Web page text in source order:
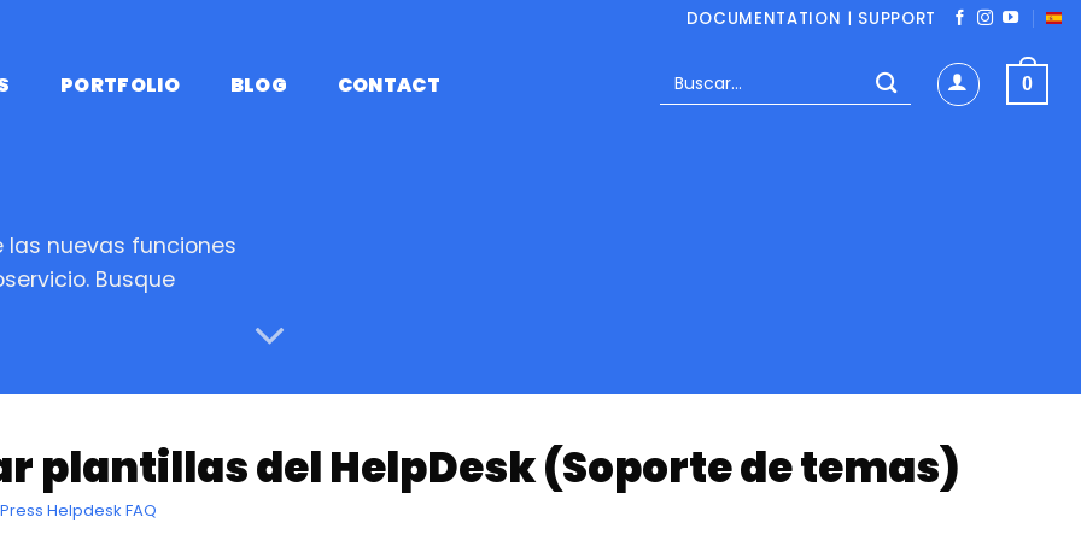
DOCUMENTATION | SUPPORT
PORTFOLIO BLOG CONTACT
Buscar
por:
0
nuevas funciones
Busque
plantillas del HelpDesk (Soporte de temas)
Helpdesk FAQ